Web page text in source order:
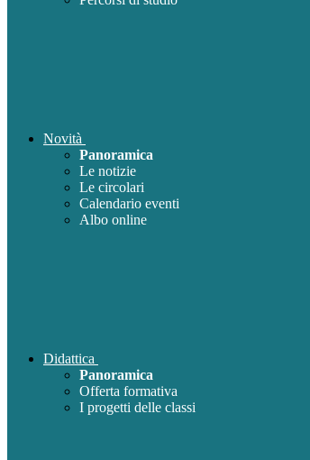
Novità
Panoramica
Le notizie
Le circolari
Calendario eventi
Albo online
Didattica
Panoramica
Offerta formativa
I progetti delle classi